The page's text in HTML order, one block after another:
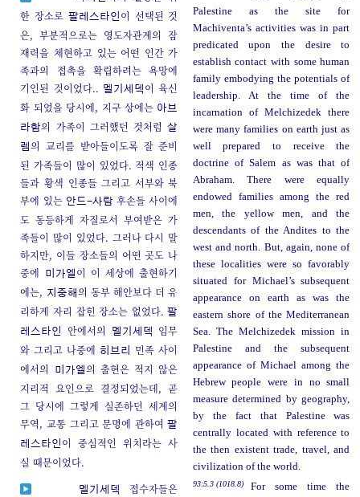
한 장소로 팔레스타인 이 선택된 것
은, 부분적으로는 영도자관계의 잠
재력을 체현하고 있는 어떤 인간 가
족과의 접촉을 확립하려는 욕망에
기인된 것이었다.. 멜기세덱 이 육신
화 되었을 당시에, 지구 상에는 아브
라함의 가족이 그러했던 것처럼살
렘의 교리를 받아들이도록 잘 준비
된 가족들이 많이 있었다. 적색 인종
들과 황색 인종들 그리고 서부와 북
부에 있는 안드-사람 후손들 사이에
도 동등하게 자질로서 부여받은 가
족들이 많이 있었다. 그러나 다시 말
하지만, 이들 장소들의 어떤 곳도 나
중에
미가엘 이 이 세상에 출현하기
에는, 지중해 의 동부 해안보다 더 유
리하게 자리 잡힌 장소는 없었다.팔
레스타인
안에서의 멜기세덱
임무
와 그리고 나중에 히브리
민족 사이
에서의
미가엘의 출현은 적지 않은
지리적 요인으로 결정되었는데, 곧
그 당시에 그렇게 실존하던 세계의
무역, 교통 그리고 문명에 관하여팔
레스타인 이 중심적인 위치라는 사
실 때문이었다.
Palestine as the site for
Machiventa’s activities was in part
predicated upon the desire to
establish contact with some human
family embodying the potentials of
leadership. At the time of the
incarnation of Melchizedek there
were many families on earth just as
well prepared to receive the
doctrine of Salem as was that of
Abraham. There were equally
endowed families among the red
men, the yellow men, and the
descendants of the Andites to the
west and north. But, again, none of
these localities were so favorably
situated for Michael’s subsequent
appearance on earth as was the
eastern shore of the Mediterranean
Sea. The Melchizedek mission in
Palestine and the subsequent
appearance of Michael among the
Hebrew people were in no small
measure determined by geography,
by the fact that Palestine was
centrally located with reference to
the then existent trade, travel, and
civilization of the world.
멜기세덱 접수자들은 93:5.3 (1018.8)
For some time the